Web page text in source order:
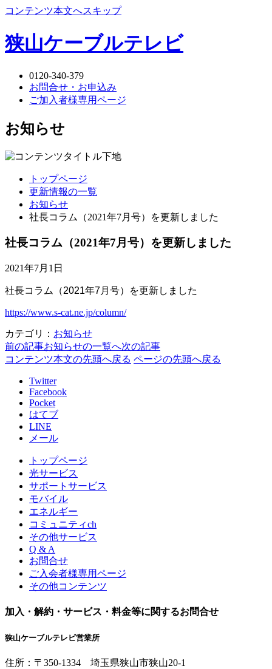
コンテンツ本文へスキップ
狭山ケーブルテレビ
0120-340-379
お問合せ・お申込み
ご加入者様専用ページ
お知らせ
トップページ
更新情報の一覧
お知らせ
社長コラム（2021年7月号）を更新しました
社長コラム（2021年7月号）を更新しました
2021年7月1日
社長コラム（2021年7月号）を更新しました
https://www.s-cat.ne.jp/column/
カテゴリ： お知らせ
前の記事お知らせの一覧へ次の記事
コンテンツ本文の先頭へ戻る ページの先頭へ戻る
Twitter
Facebook
Pocket
はてブ
LINE
メール
トップページ
光サービス
サポートサービス
モバイル
エネルギー
コミュニティch
その他サービス
Q & A
お問合せ
ご入会者様専用ページ
その他コンテンツ
加入・解約・サービス・料金等に関するお問合せ
狭山ケーブルテレビ営業所
住所： 〒350-1334 埼玉県狭山市狭山20-1